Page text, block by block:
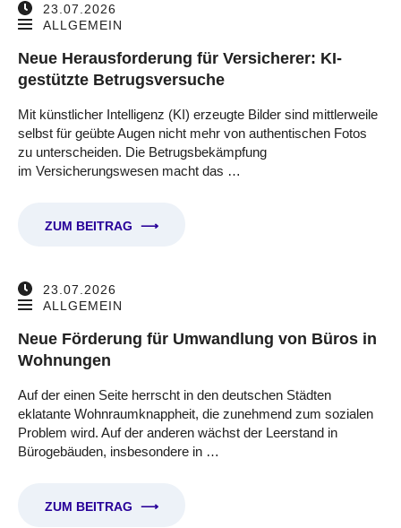
23.07.2026
ALLGEMEIN
Neue Herausforderung für Versicherer: KI-
gestützte Betrugsversuche
Mit künstlicher Intelligenz (KI) erzeugte Bilder sind mittlerweile
selbst für geübte Augen nicht mehr von authentischen Fotos
zu unterscheiden. Die Betrugsbekämpfung
im Versicherungswesen macht das …
ZUM BEITRAG ⟶
23.07.2026
ALLGEMEIN
Neue Förderung für Umwandlung von Büros in
Wohnungen
Auf der einen Seite herrscht in den deutschen Städten
eklatante Wohnraumknappheit, die zunehmend zum sozialen
Problem wird. Auf der anderen wächst der Leerstand in
Bürogebäuden, insbesondere in …
ZUM BEITRAG ⟶